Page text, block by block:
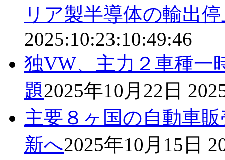
リア製半導体の輸出
2025:10:23:10:49:46
独VW、主力２車種
題2025年10月22日
主要８ヶ国の自動車
新へ2025年10月15日